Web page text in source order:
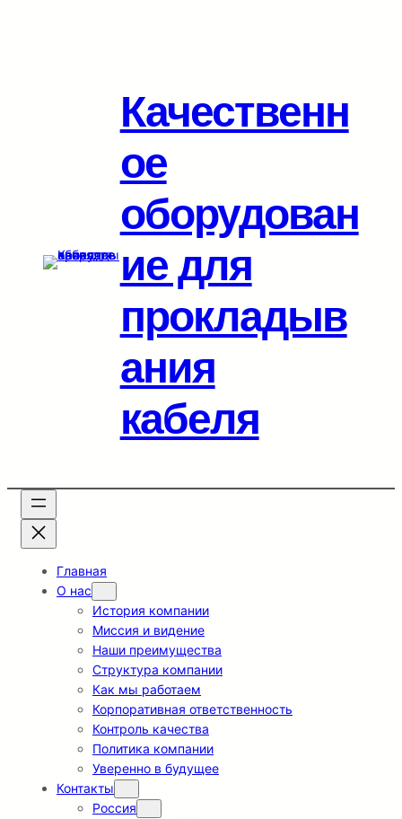
Качественн
ое
оборудован
ие для
прокладыв
ания
кабеля
Главная
О нас
История компании
Миссия и видение
Наши преимущества
Структура компании
Как мы работаем
Корпоративная ответственность
Контроль качества
Политика компании
Уверенно в будущее
Контакты
Россия